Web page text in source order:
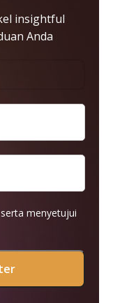
insightful
Anda
menyetujui